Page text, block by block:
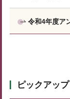
令和4年度ア
ピックアップ